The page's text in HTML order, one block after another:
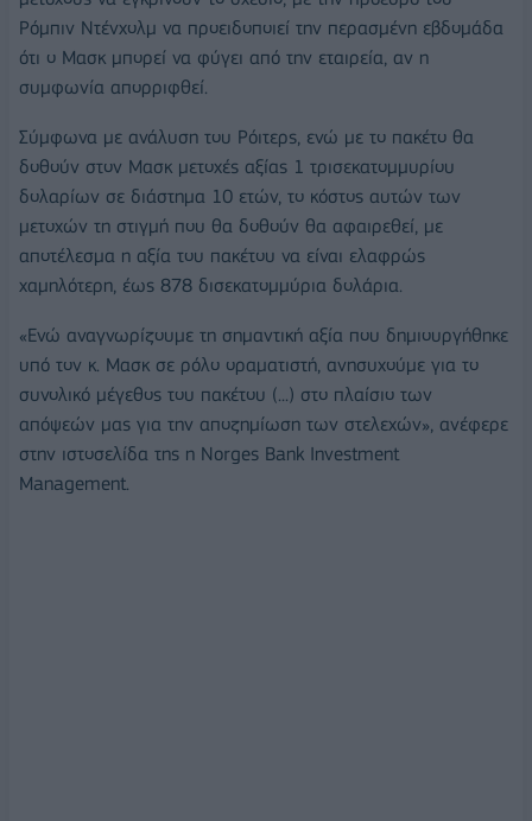
Ρόμπιν Ντένχολμ να προειδοποιεί την περασμένη εβδομάδα
ότι ο Μασκ μπορεί να φύγει από την εταιρεία, αν η
συμφωνία απορριφθεί.
Σύμφωνα με ανάλυση του Ρόιτερς, ενώ με το πακέτο θα
δοθούν στον Μασκ μετοχές αξίας 1 τρισεκατομμυρίου
δολαρίων σε διάστημα 10 ετών, το κόστος αυτών των
μετοχών τη στιγμή που θα δοθούν θα αφαιρεθεί, με
αποτέλεσμα η αξία του πακέτου να είναι ελαφρώς
χαμηλότερη, έως 878 δισεκατομμύρια δολάρια.
«Ενώ αναγνωρίζουμε τη σημαντική αξία που δημιουργήθηκε
υπό τον κ. Μασκ σε ρόλο οραματιστή, ανησυχούμε για το
συνολικό μέγεθος του πακέτου (...) στο πλαίσιο των
απόψεών μας για την αποζημίωση των στελεχών», ανέφερε
στην ιστοσελίδα της η Norges Bank Investment
Management.